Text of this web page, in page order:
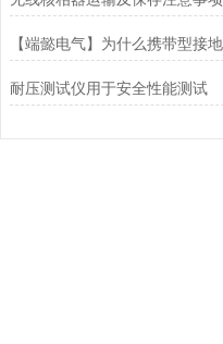
耐压测试仪用于安全性能测试